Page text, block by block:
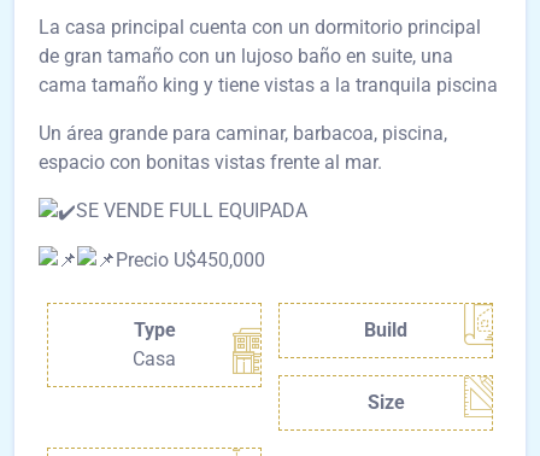
La casa principal cuenta con un dormitorio principal
de gran tamaño con un lujoso baño en suite, una
cama tamaño king y tiene vistas a la tranquila piscina
Un área grande para caminar, barbacoa, piscina,
espacio con bonitas vistas frente al mar.
SE VENDE FULL EQUIPADA
Precio U$450,000
Type
Casa
Build
Size